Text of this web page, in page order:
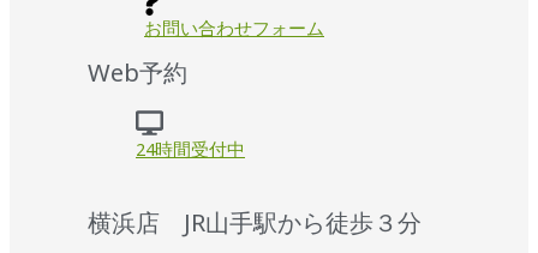
お問い合わせフォーム
Web予約
24時間受付中
横浜店 JR山手駅から徒歩３分